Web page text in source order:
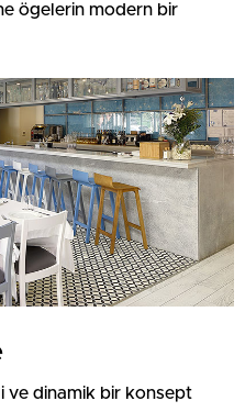
ögelerin modern bir
ve dinamik bir konsept